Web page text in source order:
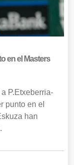
en el Masters
P.Etxeberria-
punto en el
han